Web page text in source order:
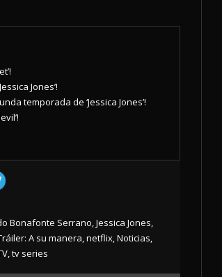
Jones’!
temporada de ‘Jessica Jones’!
Bonafonte Serrano,Jessica Jones,
A su manera,netflix,Noticias,
,tv series